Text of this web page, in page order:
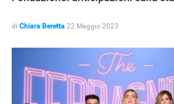
di Chiara Beretta 22 Maggio 2023